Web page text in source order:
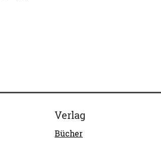
Verlag
Bücher